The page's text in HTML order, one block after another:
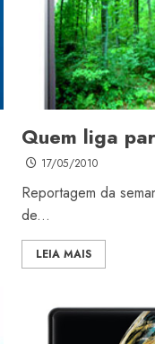
Quem liga
17/05/2010
Reportagem da
de...
LEIA MAIS